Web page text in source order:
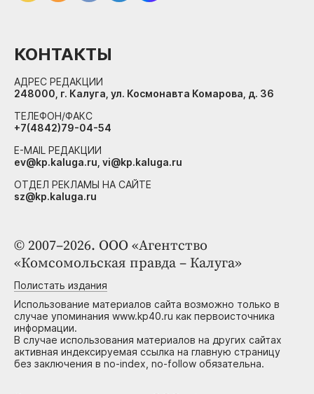
© 2007–2026. ООО «Агентство
«Комсомольская правда – Калуга»
Полистать издания
Использование материалов сайта возможно только в
случае упоминания www.kp40.ru как первоисточника
информации.
В случае использования материалов на других сайтах
активная индексируемая ссылка на главную страницу
без заключения в no-index, no-follow обязательна.
КОНТАКТЫ
АДРЕС РЕДАКЦИИ
248000, г. Калуга, ул. Космонавта Комарова, д. 36
ТЕЛЕФОН/ФАКС
+7(4842)79-04-54
E-MAIL РЕДАКЦИИ
ev@kp.kaluga.ru, vi@kp.kaluga.ru
ОТДЕЛ РЕКЛАМЫ НА САЙТЕ
sz@kp.kaluga.ru